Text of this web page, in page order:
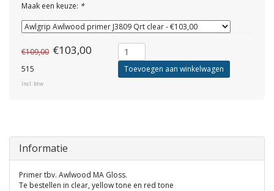
Maak een keuze: *
€109,00 €103,00
515
Incl. btw
Toevoegen aan winkelwagen
Informatie
Primer tbv. Awlwood MA Gloss.
Te bestellen in clear, yellow tone en red tone